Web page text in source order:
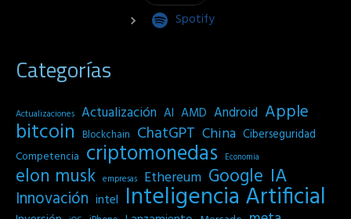
Spotify
Categorías
Actualizaciones Actualización AI AMD Android Apple
bitcoin Blockchain ChatGPT China Ciberseguridad
Competencia criptomonedas Economia
elon musk empresas Ethereum Google IA
Innovación intel Inteligencia Artificial